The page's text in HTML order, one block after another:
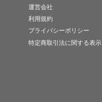
運営会社
利用規約
プライバシーポリシー
特定商取引法に関する表示